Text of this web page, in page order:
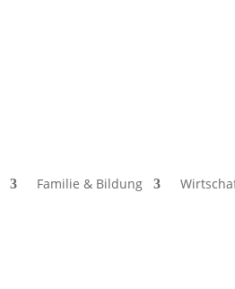
Familie & Bildung